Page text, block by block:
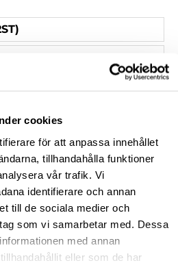
cookies
för att anpassa innehållet
tillhandahålla funktioner
vår trafik. Vi
identifierare och annan
till de sociala medier och
som vi samarbetar med. Dessa
med annan
eller som de har
VARIANT
i Sverige